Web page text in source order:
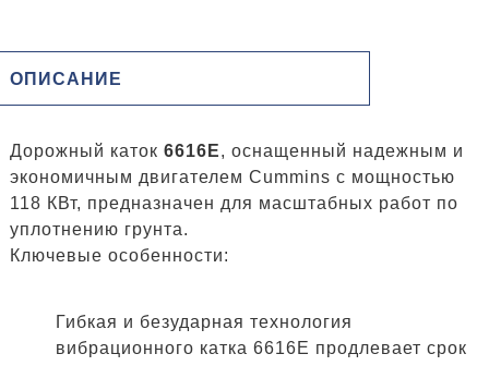
ОПИСАНИЕ
Дорожный каток 6616E, оснащенный надежным и
экономичным двигателем Cummins с мощностью
118 КВт, предназначен для масштабных работ по
уплотнению грунта.
Ключевые особенности:
Гибкая и безударная технология
вибрационного катка 6616E продлевает срок